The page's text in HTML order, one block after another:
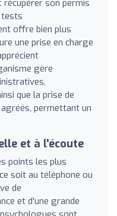
son permis
tests
offre bien plus
une prise en charge
gère
que la prise de
permettant un
et à l'écoute
points les plus
soit au téléphone ou
de
et d'une grande